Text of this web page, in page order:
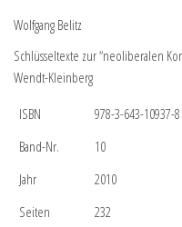
Wolfgang Belitz
Schlüsseltexte zur “neoliberalen
Wendt-Kleinberg
ISBN
978-3-643-10937-8
Band-Nr.
10
Jahr
2010
Seiten
232